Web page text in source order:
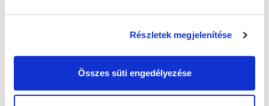
Részletek megjelenítése
Összes süti engedélyezése
Elfogadom azAdatvédelmi tájékoztatót
FELIRATKOZOM